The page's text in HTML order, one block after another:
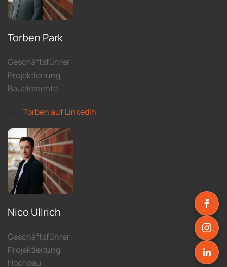
Torben Park
Geschäftsführer
Projektleitung
Bauelemente
Torben auf LinkedIn
Nico Ullrich
Geschäftsführer
Projektleitung
Hochbau